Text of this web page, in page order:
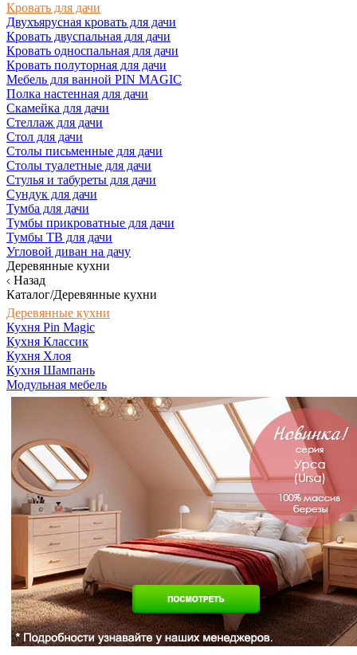
Кровать для дачи
Двухъярусная кровать для дачи
Кровать двуспальная для дачи
Кровать односпальная для дачи
Кровать полуторная для дачи
Мебель для ванной PIN MAGIC
Полка настенная для дачи
Скамейка для дачи
Стеллаж для дачи
Стол для дачи
Столы письменные для дачи
Столы туалетные для дачи
Стулья и табуреты для дачи
Сундук для дачи
Тумба для дачи
Тумбы прикроватные для дачи
Тумбы ТВ для дачи
Угловой диван на дачу
Деревянные кухни
Назад
Каталог/Деревянные кухни
Деревянные кухни
Кухня Pin Magic
Кухня Классик
Кухня Хлоя
Кухня Шампань
Модульная мебель